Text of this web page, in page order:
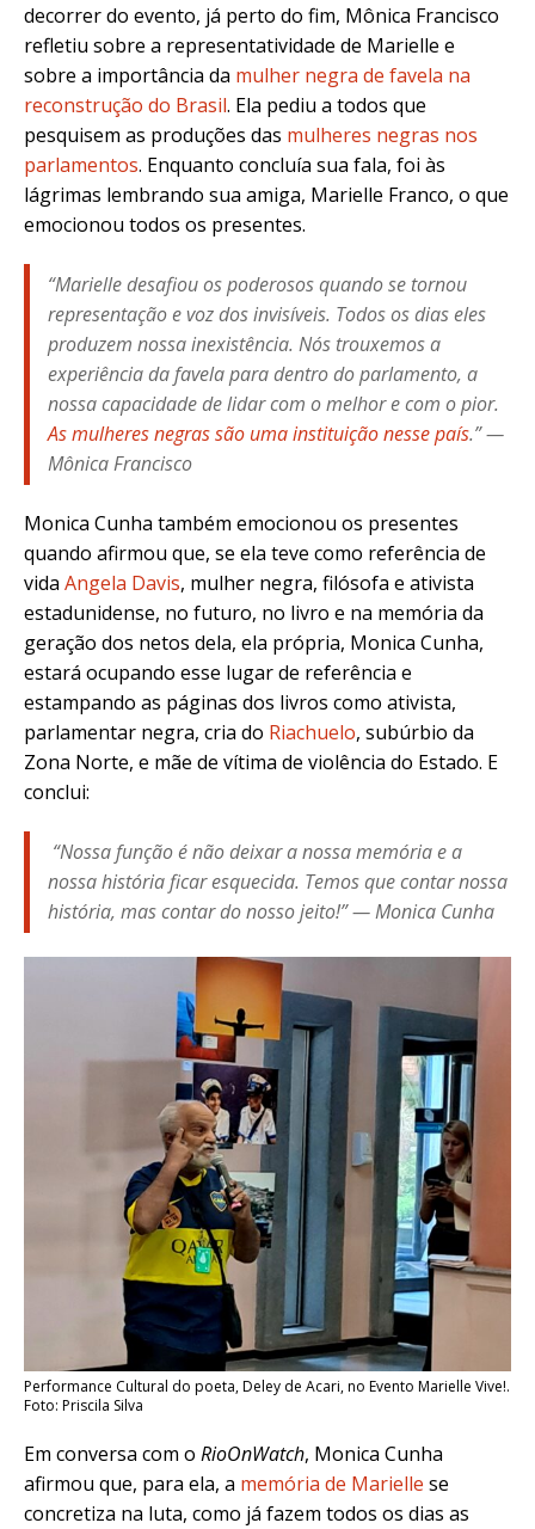
decorrer do evento, já perto do fim, Mônica Francisco
refletiu sobre a representatividade de Marielle e
sobre a importância da mulher negra de favela na
reconstrução do Brasil. Ela pediu a todos que
pesquisem as produções das mulheres negras nos
parlamentos. Enquanto concluía sua fala, foi às
lágrimas lembrando sua amiga, Marielle Franco, o que
emocionou todos os presentes.
“Marielle desafiou os poderosos quando se tornou
representação e voz dos invisíveis. Todos os dias eles
produzem nossa inexistência. Nós trouxemos a
experiência da favela para dentro do parlamento, a
nossa capacidade de lidar com o melhor e com o pior.
As mulheres negras são uma instituição nesse país.”—
Mônica Francisco
Monica Cunha também emocionou os presentes
quando afirmou que, se ela teve como referência de
vida Angela Davis, mulher negra, filósofa e ativista
estadunidense, no futuro, no livro e na memória da
geração dos netos dela, ela própria, Monica Cunha,
estará ocupando esse lugar de referência e
estampando as páginas dos livros como ativista,
parlamentar negra, cria do Riachuelo, subúrbio da
Zona Norte, e mãe de vítima de violência do Estado. E
conclui:
“Nossa função é não deixar a nossa memória e a
nossa história ficar esquecida. Temos que contar nossa
história, mas contar do nosso jeito!” — Monica Cunha
Performance Cultural do poeta, Deley de Acari, no Evento Marielle Vive!.
Foto: Priscila Silva
Em conversa com o RioOnWatch, Monica Cunha
afirmou que, para ela, a memória de Marielle se
concretiza na luta, como já fazem todos os dias as